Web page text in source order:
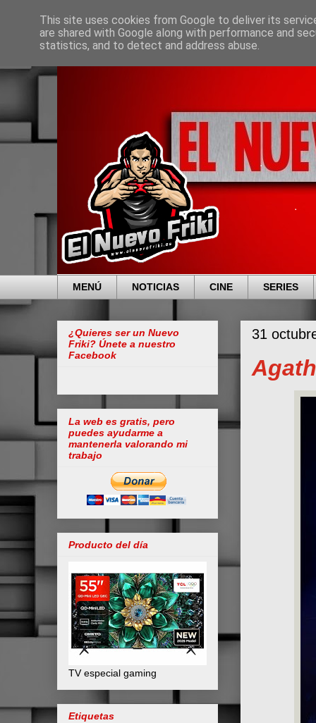
MENÚ NOTICIAS CINE SERIES
31
¿Quieres ser un Nuevo
Friki? Únete a nuestro
Facebook
La web es gratis, pero
puedes ayudarme a
mantenerla valorando mi
trabajo
Producto del día
TV especial gaming
Etiquetas
This site uses cookies from Google to deliver its
are shared with Google along with performance and
statistics, and to detect and address abuse.